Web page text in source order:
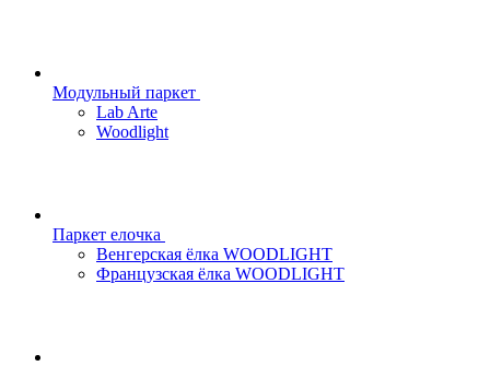
Модульный паркет
Lab Arte
Woodlight
Паркет елочка
Венгерская ёлка WOODLIGHT
Французская ёлка WOODLIGHT